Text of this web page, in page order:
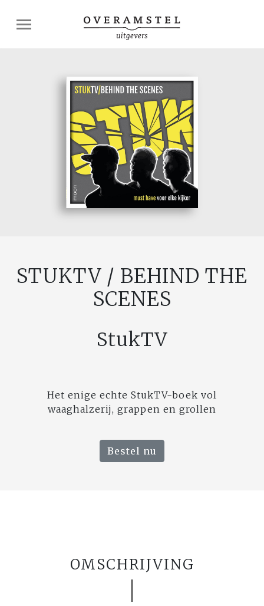
STUKTV / BEHIND THE
SCENES
StukTV
Het enige echte StukTV-boek vol
waaghalzerij, grappen en grollen
Bestel nu
OMSCHRIJVING